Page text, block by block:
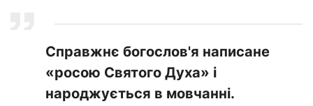
​Справжнє богослов'я написане
«росою Святого Духа» і
народжується в мовчанні.